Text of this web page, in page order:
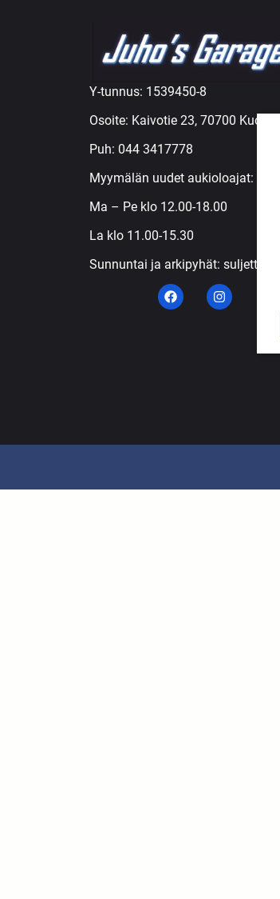
Y-tunnus: 1539450-8
Osoite: Kaivotie 23, 70700 Kuopio
Puh: 044 3417778
Myymälän uudet aukioloajat:
Ma – Pe klo 12.00-18.00
La klo 11.00-15.30
Sunnuntai ja arkipyhät: suljettu